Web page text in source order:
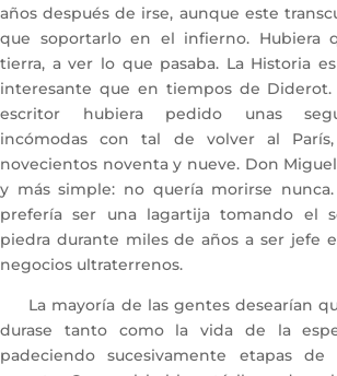
años después de irse, aunque este
que soportarlo en el infierno. Hubiera
tierra, a ver lo que pasaba. La Historia
interesante que en tiempos de Diderot.
escritor hubiera pedido unas
incómodas con tal de volver al
novecientos noventa y nueve. Don
y más simple: no quería morirse
prefería ser una lagartija tomando el
piedra durante miles de años a ser jefe
negocios ultraterrenos.
La mayoría de las gentes desearían
durase tanto como la vida de la
padeciendo sucesivamente etapas